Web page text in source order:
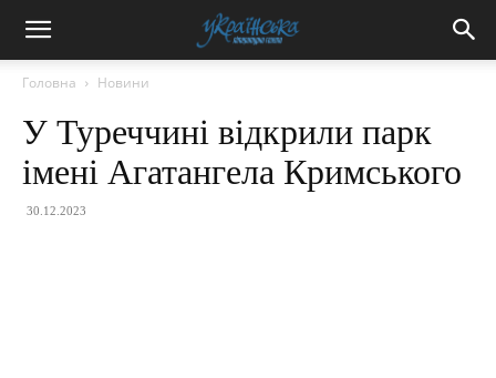
Головна Новини
У Туреччині відкрили парк
імені Агатангела Кримського
30.12.2023